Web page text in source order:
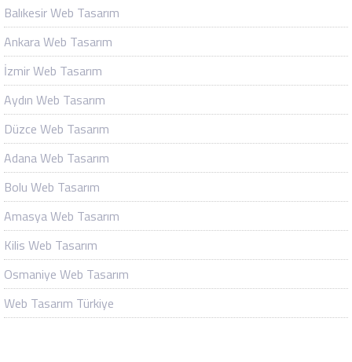
Balıkesir Web Tasarım
Ankara Web Tasarım
İzmir Web Tasarım
Aydın Web Tasarım
Düzce Web Tasarım
Adana Web Tasarım
Bolu Web Tasarım
Amasya Web Tasarım
Kilis Web Tasarım
Osmaniye Web Tasarım
Web Tasarım Türkiye